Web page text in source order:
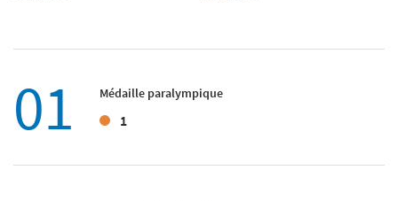
01 Médaille paralympique
1